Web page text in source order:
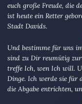
euch große Freude, die
ist heute ein Retter
Stadt Davids.
Und bestimme für uns
sind zu Dir reumütig
treffe Ich, wen Ich will.
Dinge. Ich werde sie für
die Abgabe entrichten,